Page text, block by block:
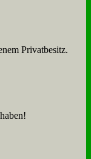
Privatbesitz.